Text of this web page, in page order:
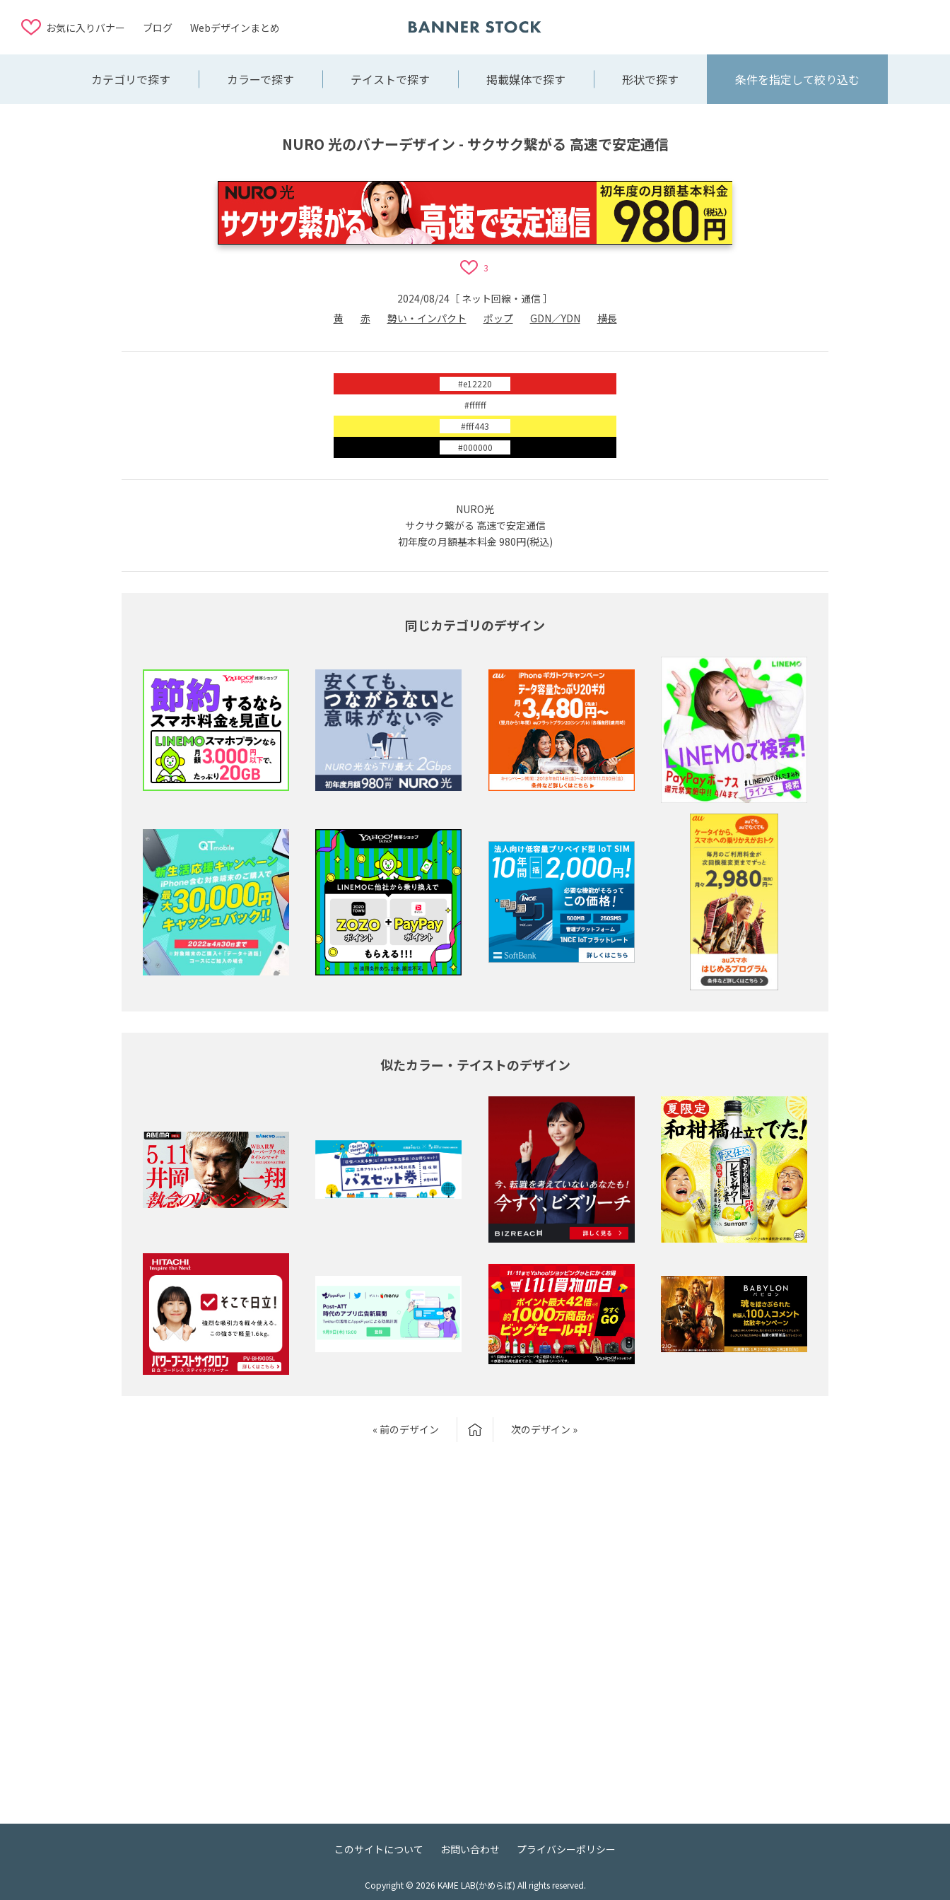
お気に入りバナー ブログ Webデザインまとめ
カテゴリで探す カラーで探す テイストで探す 掲載媒体で探す 形状で探す 条件を指定して絞り込む
NURO 光のバナーデザイン - サクサク繋がる 高速で安定通信
3
2024/08/24 ［ ネット回線・通信 ］
黄
赤 勢い・インパクト ポップ GDN／YDN 横長
#e12220
#ffffff
#fff443
#000000
NURO光
サクサク繋がる 高速で安定通信
初年度の月額基本料金 980円(税込)
同じカテゴリのデザイン
似たカラー・テイストのデザイン
« 前のデザイン 次のデザイン »
このサイトについて お問い合わせ プライバシーポリシー
Copyright © 2026 KAME LAB(かめらぼ) All rights reserved.